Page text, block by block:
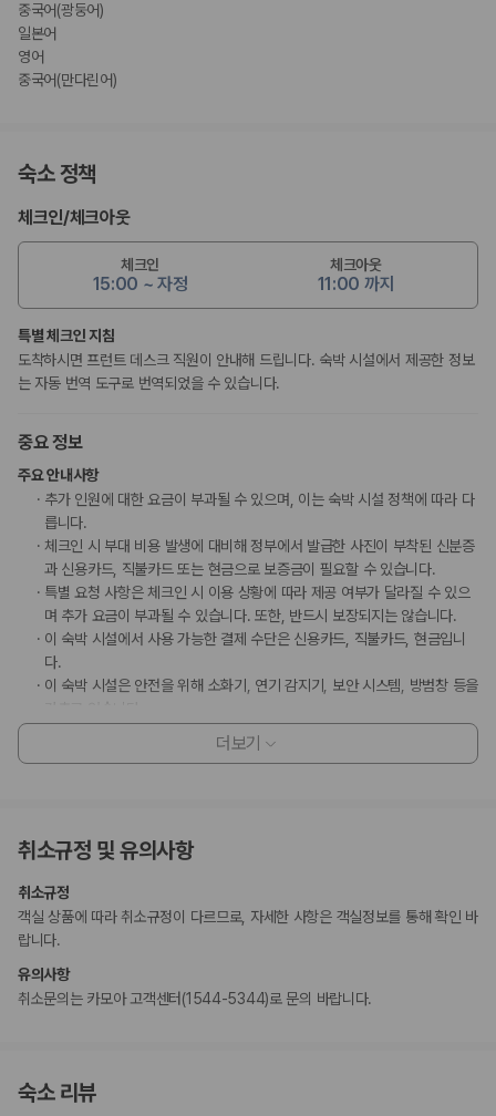
중국어(광둥어)
일본어
영어
중국어(만다린어)
숙소 정책
체크인/체크아웃
체크인
15:00 ~ 자정
체크아웃
11:00 까지
특별 체크인 지침
도착하시면 프런트 데스크 직원이 안내해 드립니다. 숙박 시설에서 제공한 정보
는 자동 번역 도구로 번역되었을 수 있습니다.
중요 정보
주요 안내사항
추가 인원에 대한 요금이 부과될 수 있으며, 이는 숙박 시설 정책에 따라 다
릅니다.
체크인 시 부대 비용 발생에 대비해 정부에서 발급한 사진이 부착된 신분증
과 신용카드, 직불카드 또는 현금으로 보증금이 필요할 수 있습니다.
특별 요청 사항은 체크인 시 이용 상황에 따라 제공 여부가 달라질 수 있으
며 추가 요금이 부과될 수 있습니다. 또한, 반드시 보장되지는 않습니다.
이 숙박 시설에서 사용 가능한 결제 수단은 신용카드, 직불카드, 현금입니
다.
이 숙박 시설은 안전을 위해 소화기, 연기 감지기, 보안 시스템, 방범창 등을
일본 후생노동성은 모든 외국인 방문자가 여관, 호텔, 모텔 등의 모든 숙박
시설에 투숙할 때 여권 번호와 국적을 제출하도록 요구하고 있습니다. 또
체크인 또는 체크아웃 시 숙박 시설에서 다음 요금을 청구할 수 있습니다(요금에
는 해당 세금이 포함될 수 있음).
1박 기준 1인당 JPY 200.00의 도시세가 부과됩니다.
이 숙박 시설에서 제공한 모든 요금 정보가 포함되어 있습니다.
부가 정보
풀 브렉퍼스트아침 식사 요금: 성인 JPY 4000, 어린이 JPY 2500(대략
적인 금액)
더보기
취소규정 및 유의사항
취소규정
객실 상품에 따라 취소규정이 다르므로, 자세한 사항은 객실정보를 통해 확인 바
랍니다.
유의사항
취소문의는 카모아 고객센터(1544-5344)로 문의 바랍니다.
숙소 리뷰